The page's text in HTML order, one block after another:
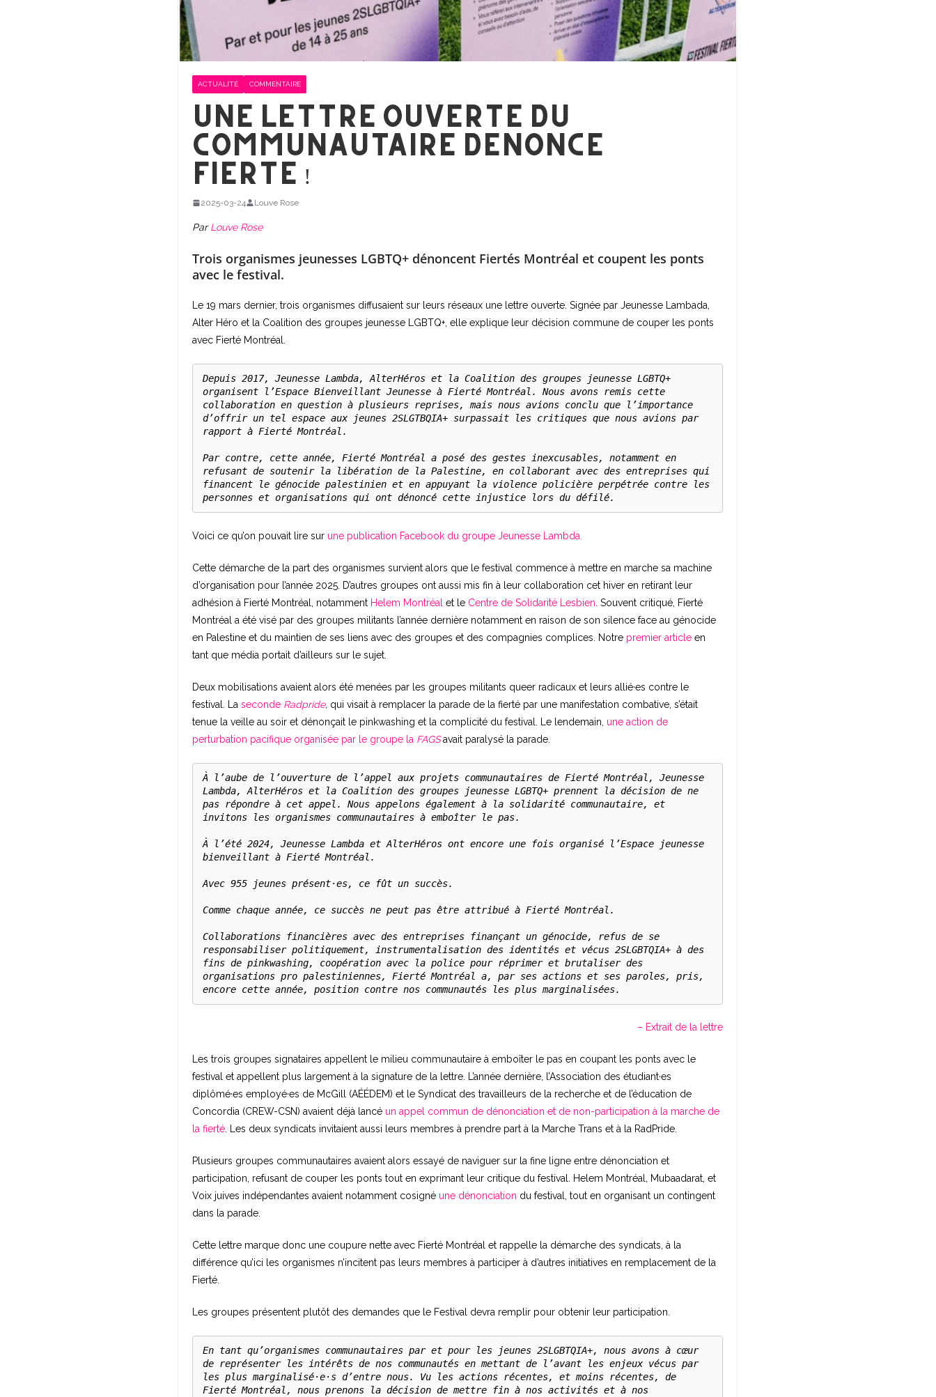
ACTUALITÉ COMMENTAIRE
Une Lettre ouverte du
communautaire dénonce
Fierté !
2025-03-24 Louve Rose
ParLouve Rose
Trois organismes jeunesses LGBTQ+ dénoncent Fiertés Montréal et coupent les ponts
avec le festival.
Le 19 mars dernier, trois organismes diffusaient sur leurs réseaux une lettre ouverte. Signée par Jeunesse Lambada,
Alter Héro et la Coalition des groupes jeunesse LGBTQ+, elle explique leur décision commune de couper les ponts
avec Fierté Montréal.
Depuis 2017, Jeunesse Lambda, AlterHéros et la Coalition des groupes jeunesse LGBTQ+
organisent l’Espace Bienveillant Jeunesse à Fierté Montréal. Nous avons remis cette
collaboration en question à plusieurs reprises, mais nous avions conclu que l’importance
d’offrir un tel espace aux jeunes 2SLGTBQIA+ surpassait les critiques que nous avions par
rapport à Fierté Montréal.
Par contre, cette année, Fierté Montréal a posé des gestes inexcusables, notamment en
refusant de soutenir la libération de la Palestine, en collaborant avec des entreprises qui
financent le génocide palestinien et en appuyant la violence policière perpétrée contre les
personnes et organisations qui ont dénoncé cette injustice lors du défilé.
Voici ce qu’on pouvait lire sur une publication Facebook du groupe Jeunesse Lambda.
Cette démarche de la part des organismes survient alors que le festival commence à mettre en marche sa machine
d’organisation pour l’année 2025. D’autres groupes ont aussi mis fin à leur collaboration cet hiver en retirant leur
adhésion à Fierté Montréal, notamment Helem Montréal et le Centre de Solidarité Lesbien . Souvent critiqué, Fierté
Montréal a été visé par des groupes militants l’année dernière notamment en raison de son silence face au génocide
en Palestine et du maintien de ses liens avec des groupes et des compagnies complices. Notre premier articleen
tant que média portait d’ailleurs sur le sujet.
Deux mobilisations avaient alors été menées par les groupes militants queer radicaux et leurs allié·es contre le
festival. La secondeRadpride,qui visait à remplacer la parade de la fierté par une manifestation combative, s’était
tenue la veille au soir et dénonçait le pinkwashing et la complicité du festival. Le lendemain, une action de
perturbation pacifique organisée par le groupe la FAGS avait paralysé la parade.
À l’aube de l’ouverture de l’appel aux projets communautaires de Fierté Montréal, Jeunesse
Lambda, AlterHéros et la Coalition des groupes jeunesse LGBTQ+ prennent la décision de ne
pas répondre à cet appel. Nous appelons également à la solidarité communautaire, et
invitons les organismes communautaires à emboîter le pas.
À l’été 2024, Jeunesse Lambda et AlterHéros ont encore une fois organisé l’Espace jeunesse
bienveillant à Fierté Montréal.
Avec 955 jeunes présent·es, ce fût un succès.
Comme chaque année, ce succès ne peut pas être attribué à Fierté Montréal.
Collaborations financières avec des entreprises finançant un génocide, refus de se
responsabiliser politiquement, instrumentalisation des identités et vécus 2SLGBTQIA+ à des
fins de pinkwashing, coopération avec la police pour réprimer et brutaliser des
organisations pro palestiniennes, Fierté Montréal a, par ses actions et ses paroles, pris,
encore cette année, position contre nos communautés les plus marginalisées.
– Extrait de la lettre
Les trois groupes signataires appellent le milieu communautaire à emboîter le pas en coupant les ponts avec le
festival et appellent plus largement à la signature de la lettre. L’année dernière, l’Association des étudiant·es
diplômé·es employé·es de McGill (AÉÉDEM) et le Syndicat des travailleurs de la recherche et de l’éducation de
Concordia (CREW-CSN) avaient déjà lancéun appel commun de dénonciation et de non-participation à la marche de
la fierté. Les deux syndicats invitaient aussi leurs membres à prendre part à la Marche Trans et à la RadPride.
Plusieurs groupes communautaires avaient alors essayé de naviguer sur la fine ligne entre dénonciation et
participation, refusant de couper les ponts tout en exprimant leur critique du festival. Helem Montréal, Mubaadarat, et
Voix juives indépendantes avaient notamment cosigné une dénonciation du festival, tout en organisant un contingent
dans la parade.
Cette lettre marque donc une coupure nette avec Fierté Montréal et rappelle la démarche des syndicats, à la
différence qu’ici les organismes n’incitent pas leurs membres à participer à d’autres initiatives en remplacement de la
Fierté.
Les groupes présentent plutôt des demandes que le Festival devra remplir pour obtenir leur participation.
En tant qu’organismes communautaires par et pour les jeunes 2SLGBTQIA+, nous avons à cœur
de représenter les intérêts de nos communautés en mettant de l’avant les enjeux vécus par
les plus marginalisé·e·s d’entre nous. Vu les actions récentes, et moins récentes, de
Fierté Montréal, nous prenons la décision de mettre fin à nos activités et à nos